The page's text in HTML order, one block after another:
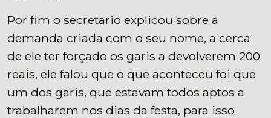
Por fim o secretario explicou sobre a
demanda criada com o seu nome, a cerca
de ele ter forçado os garis a devolverem 200
reais, ele falou que o que aconteceu foi que
um dos garis, que estavam todos aptos a
trabalharem nos dias da festa, para isso